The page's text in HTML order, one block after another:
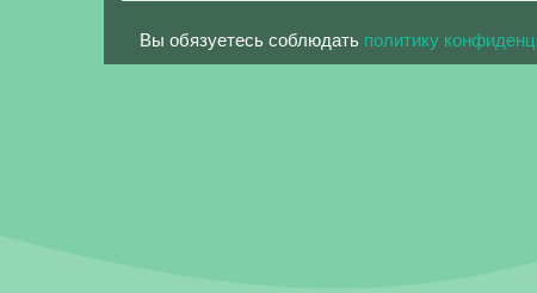
Вы обязуетесь соблюдать политику